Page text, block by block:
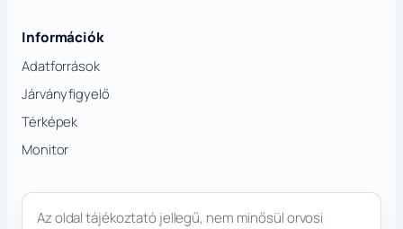
Információk
Adatforrások
Járványfigyelő
Térképek
Monitor
Az oldal tájékoztató jellegű, nem minősül orvosi